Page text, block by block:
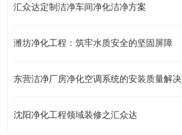
汇众达定制洁净车间净化洁净方案
潍坊净化工程：筑牢水质安全的坚固屏障
东营洁净厂房净化空调系统的安装质量解决
沈阳净化工程领域装修之汇众达